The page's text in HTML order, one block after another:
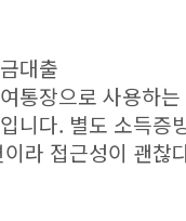
대출
통장으로 사용하
니다. 별도 소득증
라 접근성이 괜찮